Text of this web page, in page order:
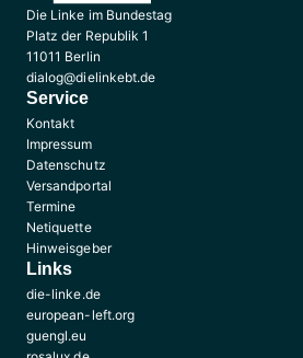
Die Linke im Bundestag
Platz der Republik 1
11011 Berlin
dialog@dielinkebt.de
Service
Kontakt
Impressum
Datenschutz
Versandportal
Termine
Netiquette
Hinweisgeber
Links
die-linke.de
european-left.org
guengl.eu